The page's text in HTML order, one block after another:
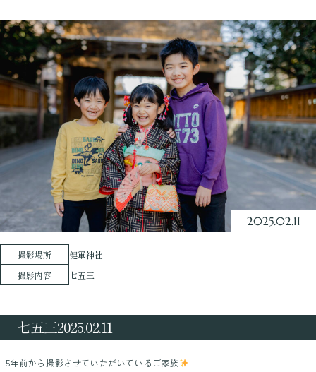
2025.02.11
撮影場所
健軍神社
撮影内容
七五三
七五三2025.02.11
5年前から撮影させていただいているご家族